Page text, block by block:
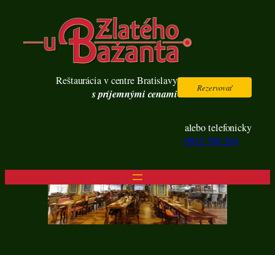
obsah
Reštaurácia v centre Bratislavy
s príjemnými cenami Rezervovať
alebo telefonicky
0915 790 294